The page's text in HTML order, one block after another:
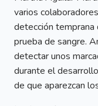
varios
detección
prueba de sangre.
detectar unos
durante el
de que aparezcan